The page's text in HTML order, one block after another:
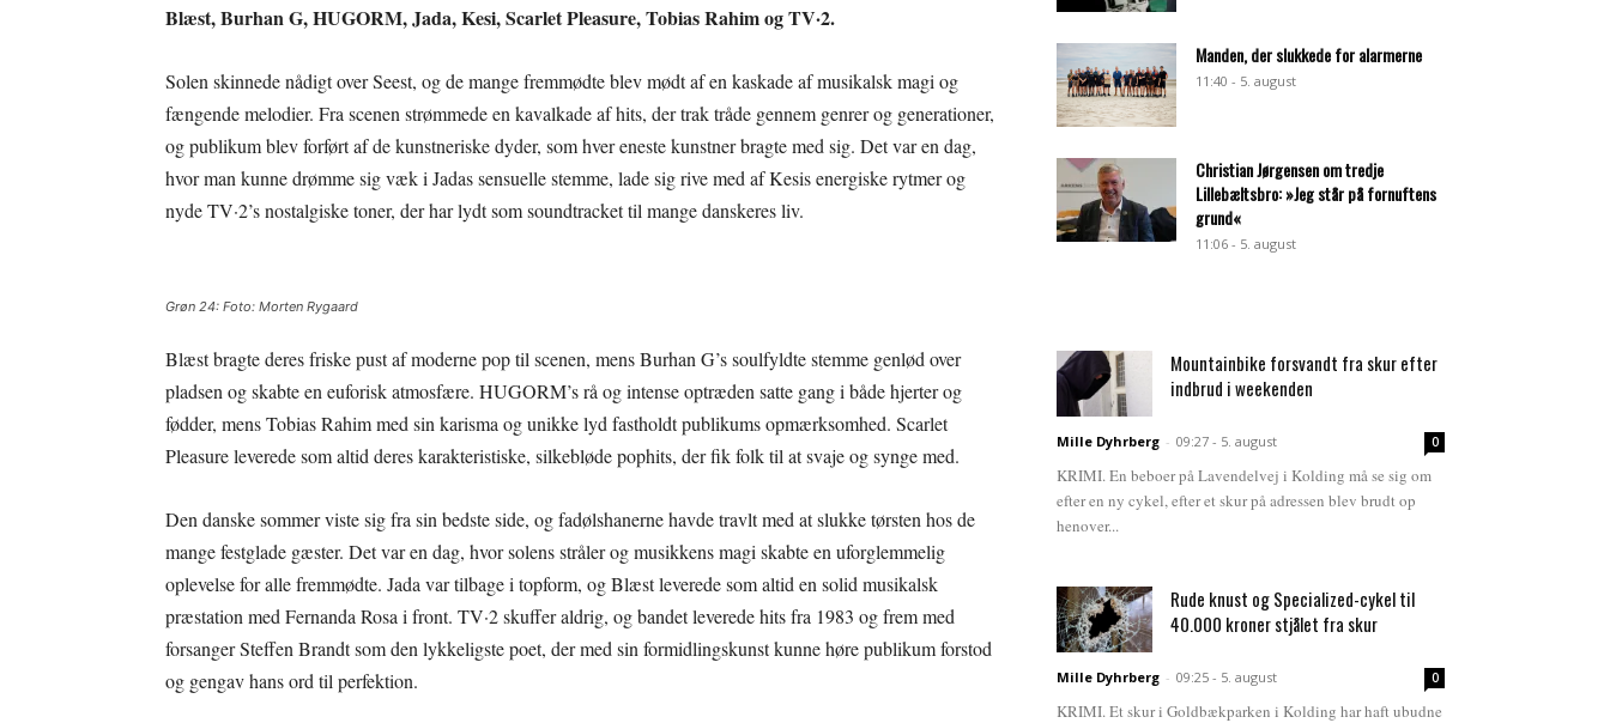
Blæst, Burhan G, HUGORM, Jada, Kesi, Scarlet Pleasure, Tobias Rahim og TV·2.
Solen skinnede nådigt over Seest, og de mange fremmødte blev mødt af en kaskade af musikalsk magi og
fængende melodier. Fra scenen strømmede en kavalkade af hits, der trak tråde gennem genrer og generationer,
og publikum blev forført af de kunstneriske dyder, som hver eneste kunstner bragte med sig. Det var en dag,
hvor man kunne drømme sig væk i Jadas sensuelle stemme, lade sig rive med af Kesis energiske rytmer og
nyde TV·2’s nostalgiske toner, der har lydt som soundtracket til mange danskeres liv.
Grøn 24: Foto: Morten Rygaard
Blæst bragte deres friske pust af moderne pop til scenen, mens Burhan G’s soulfyldte stemme genlød over
pladsen og skabte en euforisk atmosfære. HUGORM’s rå og intense optræden satte gang i både hjerter og
fødder, mens Tobias Rahim med sin karisma og unikke lyd fastholdt publikums opmærksomhed. Scarlet
Pleasure leverede som altid deres karakteristiske, silkebløde pophits, der fik folk til at svaje og synge med.
Den danske sommer viste sig fra sin bedste side, og fadølshanerne havde travlt med at slukke tørsten hos de
mange festglade gæster. Det var en dag, hvor solens stråler og musikkens magi skabte en uforglemmelig
oplevelse for alle fremmødte. Jada var tilbage i topform, og Blæst leverede som altid en solid musikalsk
præstation med Fernanda Rosa i front. TV·2 skuffer aldrig, og bandet leverede hits fra 1983 og frem med
forsanger Steffen Brandt som den lykkeligste poet, der med sin formidlingskunst kunne høre publikum forstod
og gengav hans ord til perfektion.
Manden, der slukkede for alarmerne
11:40 - 5. august
Christian Jørgensen om tredje
Lillebæltsbro: »Jeg står på fornuftens
grund«
11:06 - 5. august
Mountainbike forsvandt fra skur efter
indbrud i weekenden
Mille Dyhrberg - 09:27 - 5. august 0
KRIMI. En beboer på Lavendelvej i Kolding må se sig om
efter en ny cykel, efter et skur på adressen blev brudt op
henover...
Rude knust og Specialized-cykel til
40.000 kroner stjålet fra skur
Mille Dyhrberg - 09:25 - 5. august 0
KRIMI. Et skur i Goldbækparken i Kolding har haft ubudne